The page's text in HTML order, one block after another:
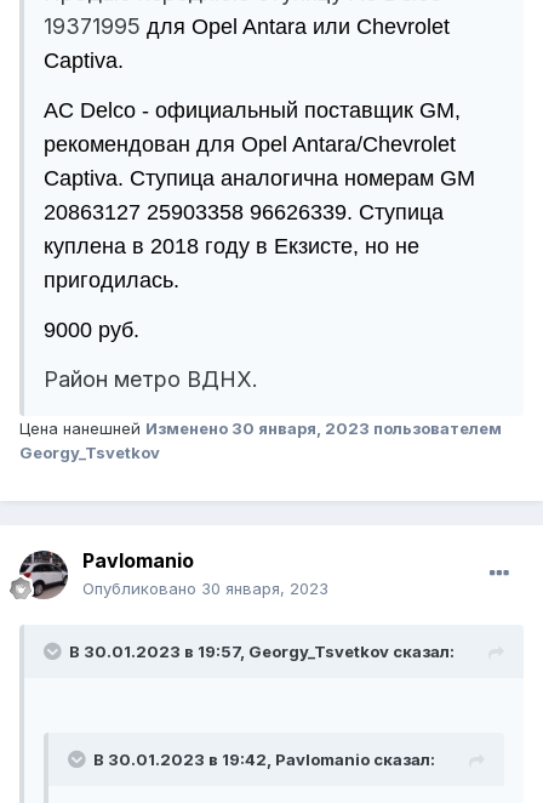
19371995 для Opel Antara или Chevrolet
Captiva.
AC Delco - официальный поставщик GM,
рекомендован для Opel Antara/Chevrolet
Captiva. Ступица аналогична номерам GM
20863127 25903358 96626339. Ступица
куплена в 2018 году в Екзисте, но не
пригодилась.
9000 руб.
Район метро ВДНХ.
Цена нанешней Изменено 30 января, 2023 пользователем
Georgy_Tsvetkov
Pavlomanio
Опубликовано 30 января, 2023
В 30.01.2023 в 19:57, Georgy_Tsvetkov сказал:
В 30.01.2023 в 19:42, Pavlomanio сказал: